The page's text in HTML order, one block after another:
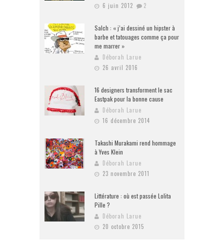
6 juin 2012
2
Salch : « j’ai dessiné un hipster à
barbe et tatouages comme ça pour
me marrer »
Déborah Larue
26 avril 2016
16 designers transforment le sac
Eastpak pour la bonne cause
Déborah Larue
16 décembre 2014
Takashi Murakami rend hommage
à Yves Klein
Déborah Larue
23 novembre 2011
Littérature : où est passée Lolita
Pille ?
Déborah Larue
20 octobre 2015